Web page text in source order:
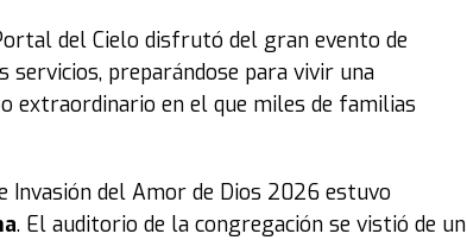
del Cielo disfrutó del gran evento de
servicios, preparándose para vivir una
extraordinario en el que miles de familias
Invasión del Amor de Dios 2026 estuvo
. El auditorio de la congregación se vistió de un